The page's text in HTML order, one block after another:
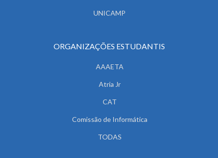
UNICAMP
ORGANIZAÇÕES ESTUDANTIS
AAAETA
Atria Jr
CAT
Comissão de Informática
TODAS